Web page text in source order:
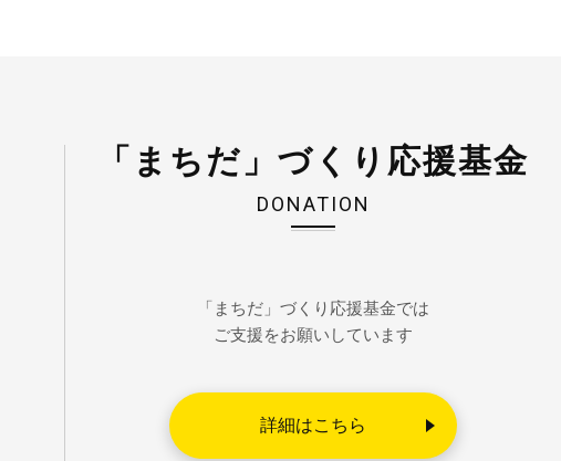
「まちだ」づくり応援基金
DONATION
「まちだ」づくり応援基金では
ご支援をお願いしています
詳細はこちら